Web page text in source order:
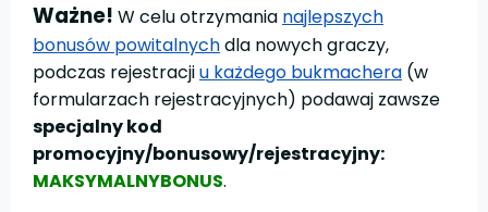
Ważne! W celu otrzymania najlepszych
bonusów powitalnychdla nowych graczy,
podczas rejestracjiu każdego bukmachera (w
formularzach rejestracyjnych) podawaj zawsze
specjalny kod
promocyjny/bonusowy/rejestracyjny:
MAKSYMALNYBONUS.